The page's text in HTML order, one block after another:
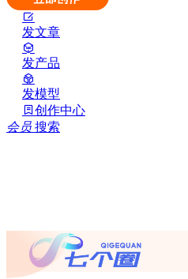
发文章
发产品
发模型
创作中心
会员 搜索